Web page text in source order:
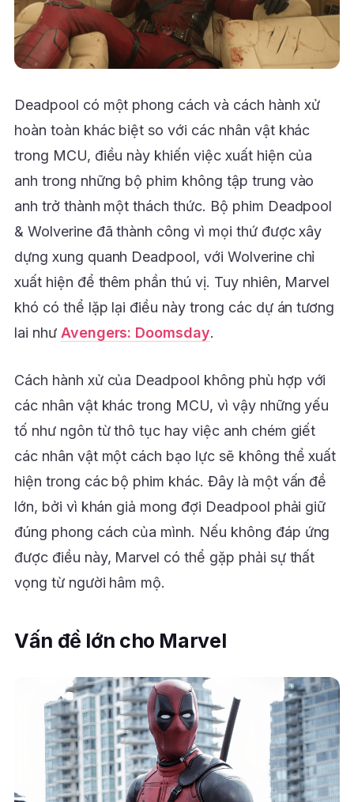
Deadpool có một phong cách và cách hành xử
hoàn toàn khác biệt so với các nhân vật khác
trong MCU, điều này khiến việc xuất hiện của
anh trong những bộ phim không tập trung vào
anh trở thành một thách thức. Bộ phim Deadpool
& Wolverine đã thành công vì mọi thứ được xây
dựng xung quanh Deadpool, với Wolverine chỉ
xuất hiện để thêm phần thú vị. Tuy nhiên, Marvel
khó có thể lặp lại điều này trong các dự án tương
lai như Avengers: Doomsday.
Cách hành xử của Deadpool không phù hợp với
các nhân vật khác trong MCU, vì vậy những yếu
tố như ngôn từ thô tục hay việc anh chém giết
các nhân vật một cách bạo lực sẽ không thể xuất
hiện trong các bộ phim khác. Đây là một vấn đề
lớn, bởi vì khán giả mong đợi Deadpool phải giữ
đúng phong cách của mình. Nếu không đáp ứng
được điều này, Marvel có thể gặp phải sự thất
vọng từ người hâm mộ.
Vấn đề lớn cho Marvel